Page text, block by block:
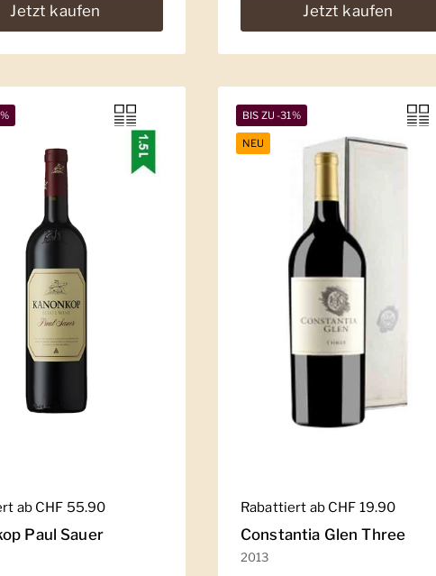
Jetzt kaufen Jetzt kaufen
Preis
ab CHF 55.90
Paul Sauer
Regulärer Preis
Rabattiert ab CHF 19.90
Constantia Glen Three
2013
BIS ZU -31%
NEU